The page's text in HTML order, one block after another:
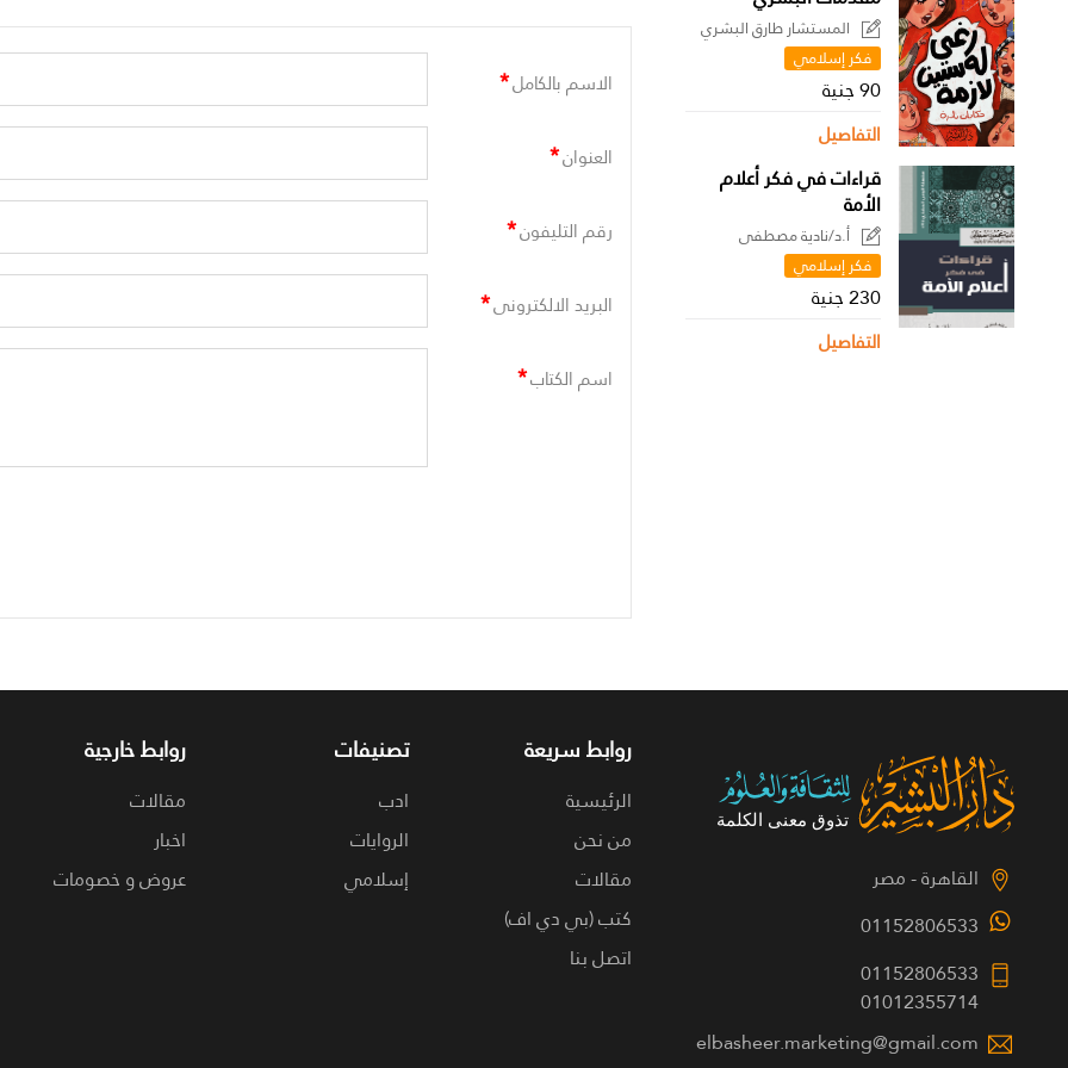
المستشار طارق البشري
فكر إسلامي
90 جنية
التفاصيل
قراءات في فكر أعلام
الأمة
أ.د/نادية مصطفى
فكر إسلامي
230 جنية
التفاصيل
الاسم بالكامل*
العنوان*
رقم التليفون*
البريد الالكترونى*
اسم الكتاب*
القاهرة - مصر
01152806533
01152806533
01012355714
elbasheer.marketing@gmail.com
روابط سريعة
الرئيسية
من نحن
مقالات
كتب (بي دي اف)
اتصل بنا
تصنيفات
ادب
الروايات
إسلامي
روابط خارجية
مقالات
اخبار
عروض و خصومات